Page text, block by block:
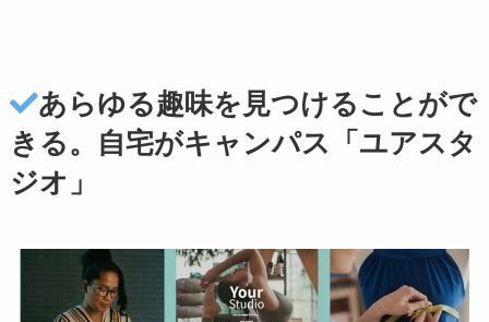
あらゆる趣味を見つけることがで
きる。自宅がキャンパス「ユアスタ
ジオ」